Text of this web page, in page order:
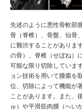
先述のように悪性骨軟部
骨（脊椎）、骨盤、仙骨
に難渋することがありま
の骨）、脊椎（せぼね）
可能な限り切除していま
ョン技術を用いて腫瘍を
位、切除によって機能が
ことがあります。また、
ゅ）や平滑筋肉腫（へい